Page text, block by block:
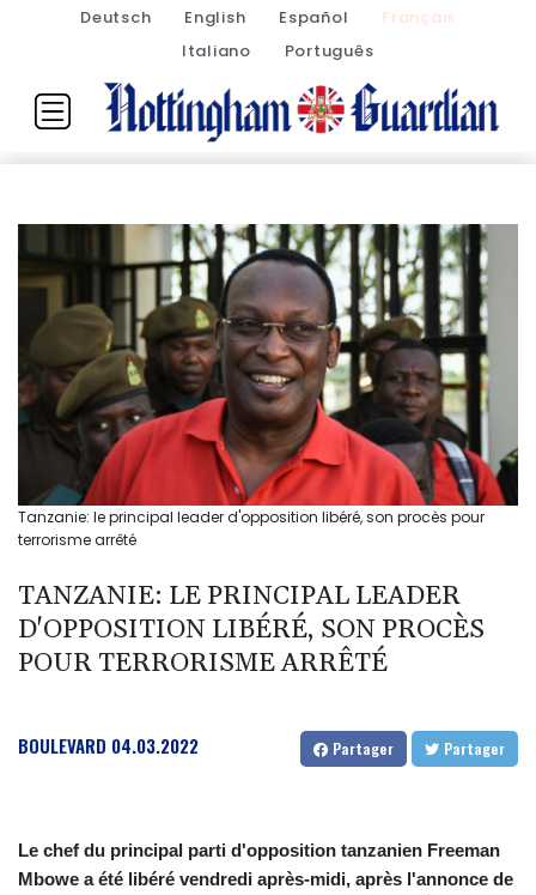
Deutsch English Español
Français
Italiano
Português
Tanzanie: le principal leader d'opposition libéré, son procès pour
terrorisme arrêté
TANZANIE: LE PRINCIPAL LEADER
D'OPPOSITION LIBÉRÉ, SON PROCÈS
POUR TERRORISME ARRÊTÉ
BOULEVARD 04.03.2022 Partager Partager
Le chef du principal parti d'opposition tanzanien Freeman
Mbowe a été libéré vendredi après-midi, après l'annonce de